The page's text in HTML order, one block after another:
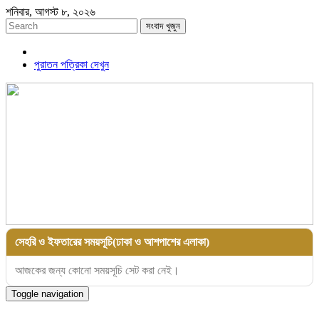
শনিবার, আগস্ট ৮, ২০২৬
সংবাদ খুজুন
পুরাতন পত্রিকা দেখুন
সেহরি ও ইফতারের সময়সূচি(ঢাকা ও আশপাশের এলাকা)
আজকের জন্য কোনো সময়সূচি সেট করা নেই।
Toggle navigation